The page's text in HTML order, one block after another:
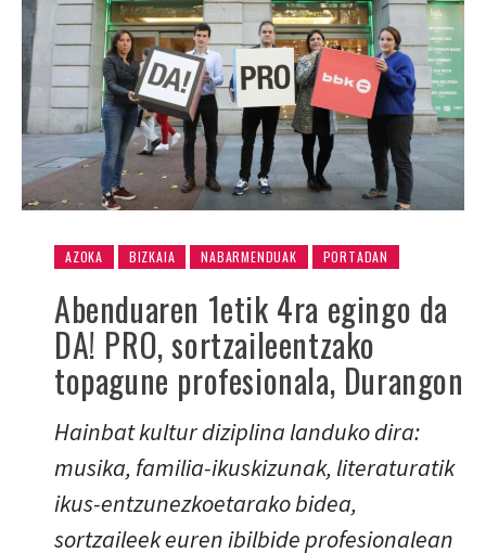
AZOKA BIZKAIA NABARMENDUAK PORTADAN
Abenduaren 1etik 4ra egingo da
DA! PRO, sortzaileentzako
topagune profesionala, Durangon
Hainbat kultur diziplina landuko dira:
musika, familia-ikuskizunak, literaturatik
ikus-entzunezkoetarako bidea,
sortzaileek euren ibilbide profesionalean